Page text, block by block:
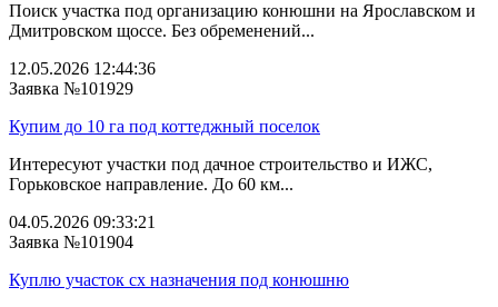
Поиск участка под организацию конюшни на Ярославском и
Дмитровском щоссе. Без обременений...
12.05.2026 12:44:36
Заявка №101929
Купим до 10 га под коттеджный поселок
Интересуют участки под дачное строительство и ИЖС,
Горьковское направление. До 60 км...
04.05.2026 09:33:21
Заявка №101904
Куплю участок сх назначения под конюшню